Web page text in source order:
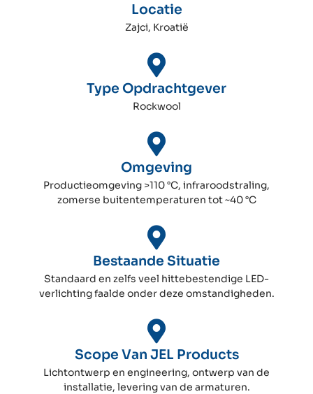
Locatie
Zajci, Kroatië
Type Opdrachtgever
Rockwool
Omgeving
Productieomgeving >110 °C, infraroodstraling,
zomerse buitentemperaturen tot ~40 °C
Bestaande Situatie
Standaard en zelfs veel hittebestendige LED-
verlichting faalde onder deze omstandigheden.
Scope Van JEL Products
Lichtontwerp en engineering, ontwerp van de
installatie, levering van de armaturen.